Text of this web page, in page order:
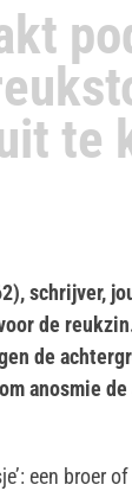
te
schrijver,
de
de
anosmie
een broer